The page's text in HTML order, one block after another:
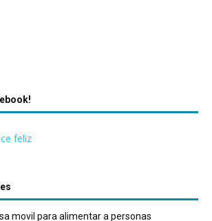
feliz
movil para alimentar a personas